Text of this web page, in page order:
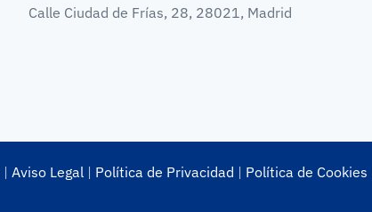
Calle Ciudad de Frías, 28, 28021, Madrid
| Aviso Legal | Política de Privacidad | Política de Cookies